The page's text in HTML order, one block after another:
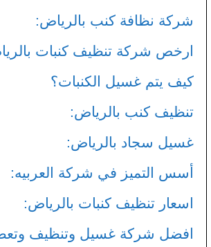
شركة نظافة كنب بالرياض:
ارخص شركة تنظيف كنبات
كيف يتم غسيل الكنبات؟
تنظيف كنب بالرياض:
غسيل سجاد بالرياض:
أسس التميز في شركة العربيه:
اسعار تنظيف كنبات بالرياض:
افضل شركة غسيل وتنظيف